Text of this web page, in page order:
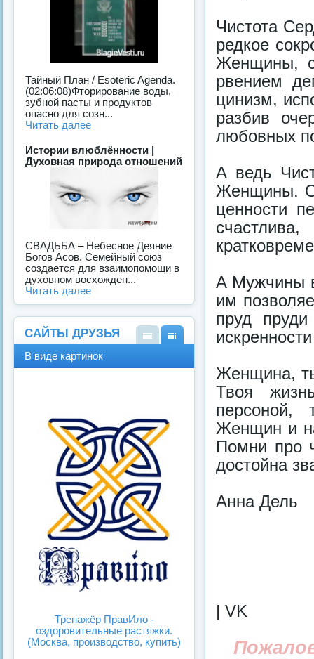
Чистота
редкое
Женщины,
рвением
цинизм,
разбив
любовных
А ведь
Женщины.
ценности
А Мужчины
им
пруд
Женщина,
Твоя
Женщин и
Помни про
достойна
Анна Дель
| VK
Тайный План / Esoteric Agenda.
(02:06:08)Фторирование воды,
зубной пасты и продуктов
опасно для созн...
Читать далее
Истории влюблённости |
Духовная природа отношений
СВАДЬБА – Небесное Деяние
Богов Асов. Семейный союз
создается для взаимопомощи в
духовном восхожден...
Читать далее
САЙТЫ ДРУЗЬЯ
В виде картинок
Тренажёр ПравИло -
оздоровительные растяжки.
(Москва, производство, купить)